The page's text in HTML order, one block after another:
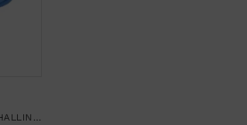
PAINEILMAKÄYTTÖISET PUHALLINSUOJAIMET